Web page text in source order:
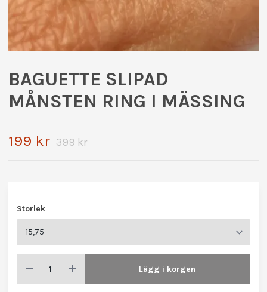
BAGUETTE SLIPAD
MÅNSTEN RING I MÄSSING
199 kr 399 kr
Storlek
Lägg i korgen